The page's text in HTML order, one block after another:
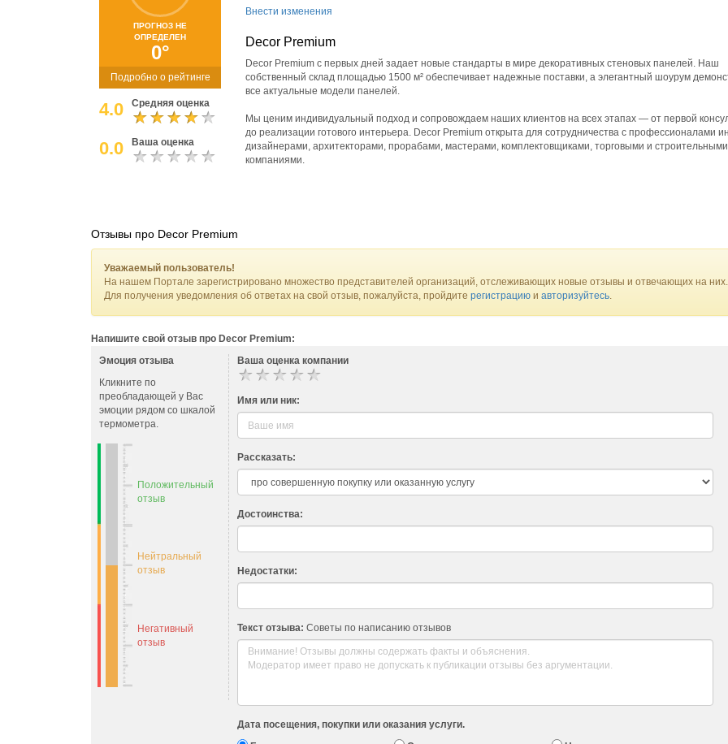
ПРОГНОЗ НЕ
ОПРЕДЕЛЕН
0°
Подробно о рейтинге
4.0 Средняя оценка
0.0 Ваша оценка
Внести изменения
Decor Premium
Decor Premium с первых дней задает новые стандарты в мире декоративных стеновых панелей. Наш
собственный склад площадью 1500 м² обеспечивает надежные поставки, а элегантный шоурум
все актуальные модели панелей.
Мы ценим индивидуальный подход и сопровождаем наших клиентов на всех этапах — от первой
до реализации готового интерьера. Decor Premium открыта для сотрудничества с профессионалами
дизайнерами, архитекторами, прорабами, мастерами, комплектовщиками, торговыми и строительными
компаниями.
Отзывы про Decor Premium
Уважаемый пользователь!
На нашем Портале зарегистрировано множество представителей организаций, отслеживающих новые отзывы и отвечающих на них.
Для получения уведомления об ответах на свой отзыв, пожалуйста, пройдите регистрацию и авторизуйтесь.
Напишите свой отзыв про Decor Premium:
Эмоция отзыва
Кликните по
преобладающей у Вас
эмоции рядом со шкалой
термометра.
Положительный
отзыв
Нейтральный
отзыв
Негативный
отзыв
Ваша оценка компании
Имя или ник:
Рассказать:
Достоинства:
Недостатки:
Текст отзыва: Советы по написанию отзывов
Дата посещения, покупки или оказания услуги.